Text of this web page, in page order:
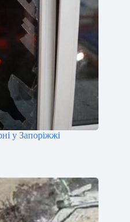
у Запоріжжі